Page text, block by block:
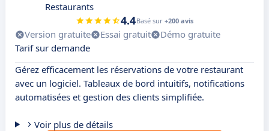
Restaurants
4.4Basé sur +200 avis
Version gratuite Essai gratuit
Démo gratuite
Tarif sur demande
Gérez efficacement les réservations de votre restaurant
avec un logiciel. Tableaux de bord intuitifs, notifications
automatisées et gestion des clients simplifiée.
Voir plus de détails